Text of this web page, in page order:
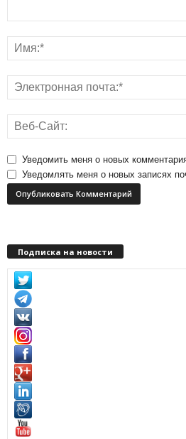
Уведомить меня о новых
Уведомлять меня о новых записях
Подписка на новости